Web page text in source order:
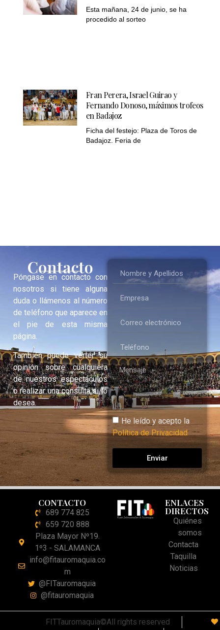
Esta mañana, 24 de junio, se ha
procedido al sorteo
Fran Perera, Israel Guirao y
Fernando Donoso, máximos trofeos
en Badajoz
Ficha del festejo: Plaza de Toros de
Badajoz. Feria de
Contacto
Póngase en contacto con
nosotros si tiene alguna
duda o llámenos al número
de teléfono que aparece en
el pie de esta misma
página.
También puede verter su
opinión sobre cualquiera
de nuestros espectáculos
o realizar una consulta si lo
desea.
He leído y acepto la
Política de Privacidad
Enviar
CONTACTO
689 774 825
659 720 888
Plaza Mayor Nº19.
1º3 - SALAMANCA
info@fitauromaquia.co
m
@FITauromaquia
@fitauromaquia
ENLACES
DIRECTOS
Quiénes
somos
Contacta
Taquilla
Noticias
FITTauromaquia©All rights reserved